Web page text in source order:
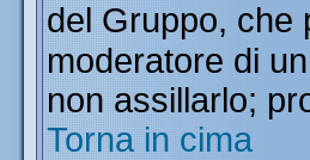
del Gruppo, che
moderatore di
non assillarlo;
Torna in cima